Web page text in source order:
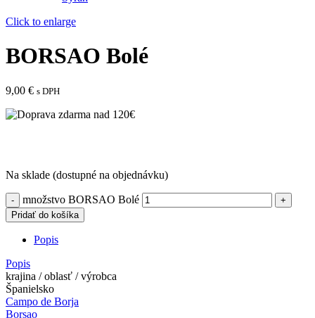
Click to enlarge
BORSAO Bolé
9,00 € s DPH
Na sklade (dostupné na objednávku)
množstvo BORSAO Bolé
Pridať do košíka
Popis
Popis
krajina / oblasť / výrobca
Španielsko
Campo de Borja
Borsao